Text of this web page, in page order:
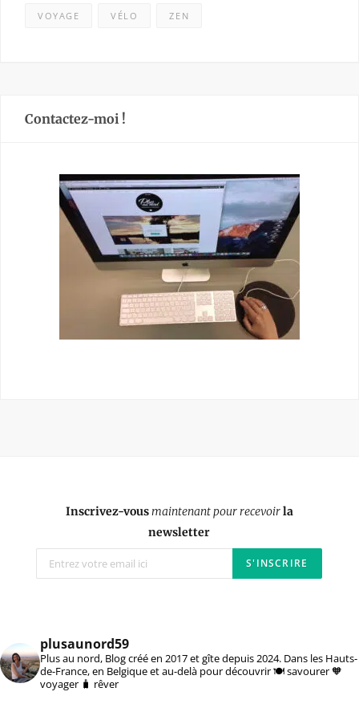
VOYAGE VÉLO ZEN
Contactez-moi !
Inscrivez-vousmaintenant pour recevoirla
newsletter
plusaunord59
Plus au nord, Blog créé en 2017 et gîte depuis 2024. Dans les Hauts-
de-France, en Belgique et au-delà pour découvrir 🍽️ savourer 🧡
voyager 🧳 rêver